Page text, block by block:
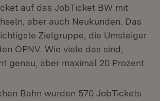
auf das JobTicket BW mit
aber auch Neukunden. Das
Zielgruppe, die Umsteiger
ÖPNV. Wie viele das sind,
genau, aber maximal 20 Prozent.
Bahn wurden 570 JobTickets